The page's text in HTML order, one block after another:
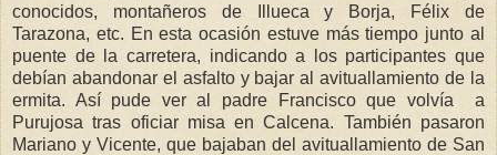
conocidos, montañeros de Illueca y Borja, Félix de
Tarazona, etc. En esta ocasión estuve más tiempo junto al
puente de la carretera, indicando a los participantes que
debían abandonar el asfalto y bajar al avituallamiento de la
ermita. Así pude ver al padre Francisco que volvía
a
Purujosa tras oficiar misa en Calcena. También pasaron
Mariano y Vicente, que bajaban del avituallamiento de San